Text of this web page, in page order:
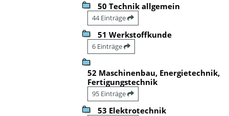
50 Technik allgemein
44 Einträge
51 Werkstoffkunde
6 Einträge
52 Maschinenbau, Energietechnik,
Fertigungstechnik
95 Einträge
53 Elektrotechnik